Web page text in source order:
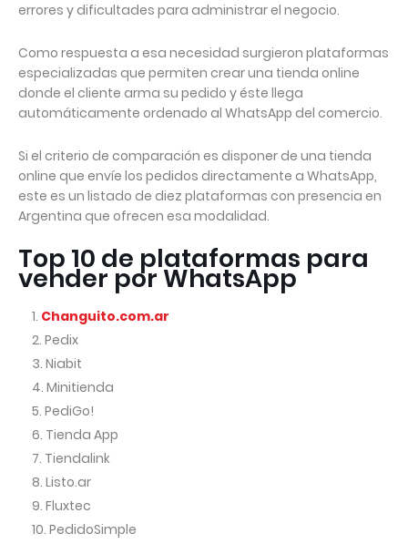
errores y dificultades para administrar el negocio.
Como respuesta a esa necesidad surgieron plataformas
especializadas que permiten crear una tienda online
donde el cliente arma su pedido y éste llega
automáticamente ordenado al WhatsApp del comercio.
Si el criterio de comparación es disponer de una tienda
online que envíe los pedidos directamente a WhatsApp,
este es un listado de diez plataformas con presencia en
Argentina que ofrecen esa modalidad.
Top 10 de plataformas para
vender por WhatsApp
Changuito.com.ar
Pedix
Niabit
Minitienda
PediGo!
Tienda App
Tiendalink
Listo.ar
Fluxtec
PedidoSimple